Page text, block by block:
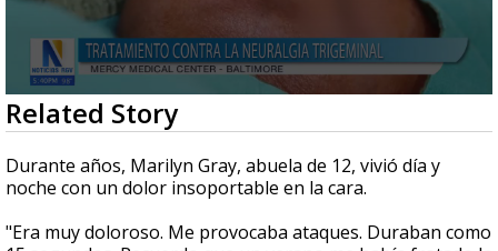
0
seconds
of
2
minutes,
4
Related Story
Durante años, Marilyn Gray, abuela de 12, vivió día y
noche con un dolor insoportable en la cara.
"Era muy doloroso. Me provocaba ataques. Duraban como